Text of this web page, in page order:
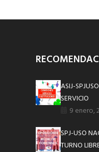
ASIJ-
SERVICIO
9 enero,
SPJ-USO
TURNO